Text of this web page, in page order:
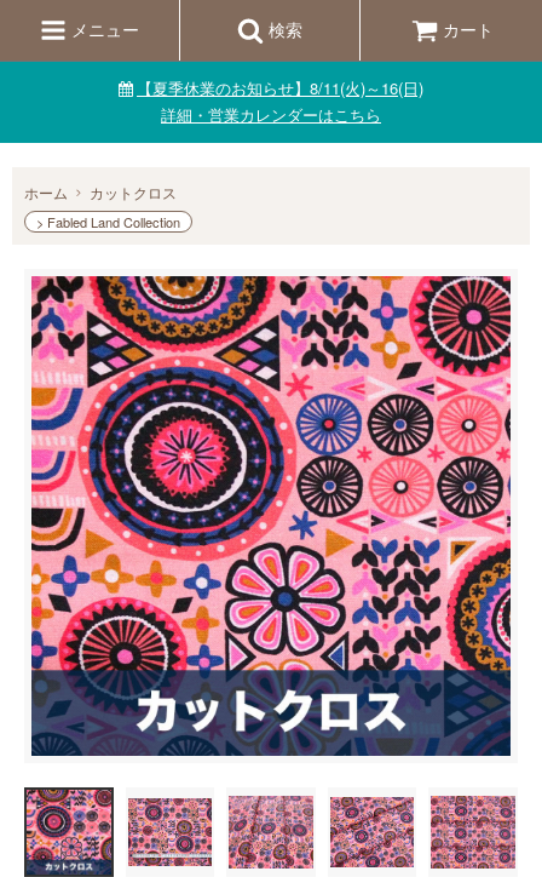
メニュー 検索 カート
【夏季休業のお知らせ】8/11(火)～16(日)
詳細・営業カレンダーはこちら
ホーム カットクロス
> Fabled Land Collection